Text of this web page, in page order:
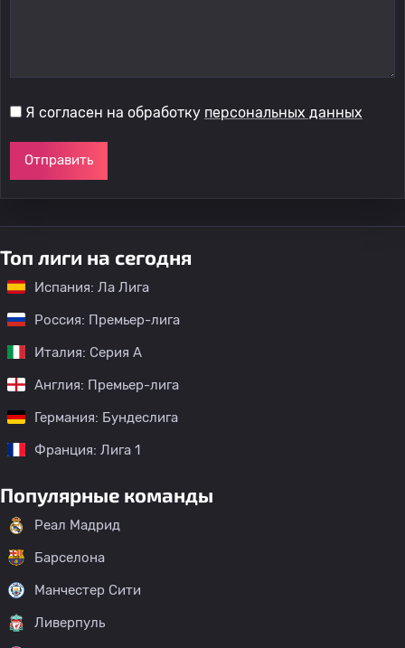
Я согласен на обработку персональных данных
Отправить
Топ лиги на сегодня
Испания: Ла Лига
Россия: Премьер-лига
Италия: Серия А
Англия: Премьер-лига
Германия: Бундеслига
Франция: Лига 1
Популярные команды
Реал Мадрид
Барселона
Манчестер Сити
Ливерпуль